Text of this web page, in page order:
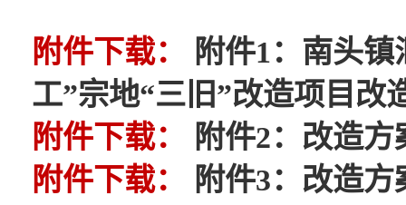
附件下载：
附件1：南头
工”宗地“三旧”改造项目改
附件下载：
附件2：改造
附件下载：
附件3：改造